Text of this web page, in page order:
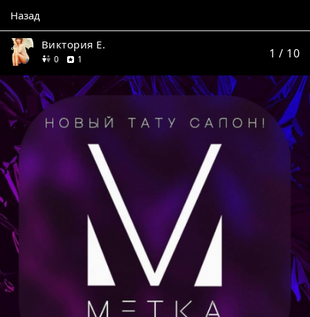
Назад
Виктория Е.
0друзей
1 1 / 10